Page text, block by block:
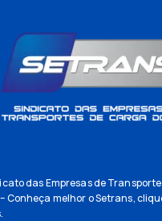
das Empresas de
Conheça melhor o Setrans,